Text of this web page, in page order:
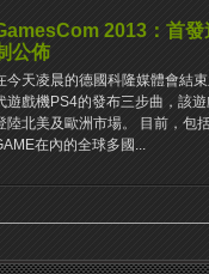
2013：首
公佈
今天凌晨的德國科隆媒體會結
遊戲機PS4的發布三步曲，該
陸北美及歐洲市場。 目前，包
在內的全球多國...